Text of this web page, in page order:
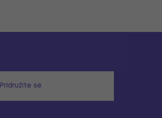
Pridružite se